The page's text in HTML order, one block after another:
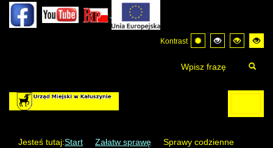
Kontrast
Jesteś tutaj:Start Załatw sprawę
Sprawy codzienne